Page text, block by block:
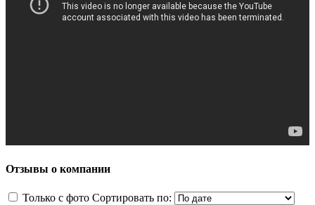
Отзывы о компании
Только с фото Сортировать по: